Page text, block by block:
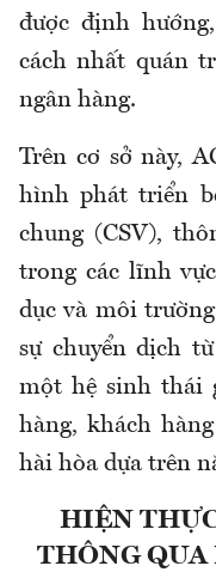
được định
cách nhất quán
ngân hàng.
Trên cơ sở này,
hình phát triển
chung (CSV),
trong các lĩnh
dục và môi
sự chuyển dịch
một hệ sinh thái
hàng, khách
hài hòa dựa trên
HIỆN
THÔNG